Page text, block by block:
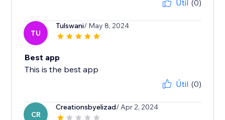
Útil (0)
TU
Tulswani/ May 8, 2024
Best app
This is the best app
Útil (0)
CR
Creationsbyelizad/ Apr 2, 2024